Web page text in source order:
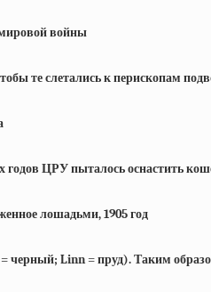
войны
те слетались к перископам
годов ЦРУ пыталось оснастить
лошадьми, 1905 год
черный; Linn = пруд). Таким